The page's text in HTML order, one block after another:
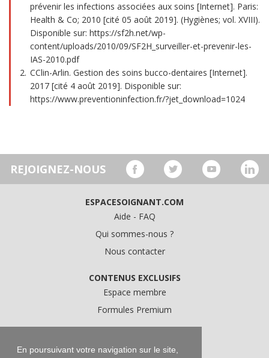
En poursuivant votre navigation sur le site,
prévenir les infections associées aux soins [Internet]. Paris:
Health & Co; 2010 [cité 05 août 2019]. (Hygiènes; vol. XVIII).
Disponible sur: https://sf2h.net/wp-
content/uploads/2010/09/SF2H_surveiller-et-prevenir-les-
IAS-2010.pdf
CClin-Arlin. Gestion des soins bucco-dentaires [Internet].
2017 [cité 4 août 2019]. Disponible sur:
https://www.preventioninfection.fr/?jet_download=1024
REJOIGNEZ-NOUS
ESPACESOIGNANT.COM
Aide - FAQ
Qui sommes-nous ?
Nous contacter
CONTENUS EXCLUSIFS
Espace membre
Formules Premium
Conditions Générales d'Utilisation